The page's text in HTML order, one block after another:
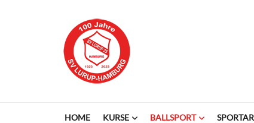
HOME KURSE BALLSPORT